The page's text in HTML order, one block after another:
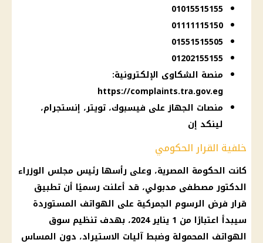
01015515155
01111115150
01551515505
01202155155
منصة الشكاوى الإلكترونية:
https://complaints.tra.gov.eg
منصات الجهاز على فيسبوك، تويتر، إنستجرام،
لينكد إن
خلفية القرار الحكومي
كانت الحكومة المصرية، وعلى رأسها رئيس مجلس الوزراء
الدكتورمصطفى مدبولي، قد أعلنت رسميًا أن تطبيق
قرار فرض الرسوم الجمركية على الهواتف المستوردة
سيبدأ اعتبارًا من 1 يناير 2024، بهدف تنظيم سوق
الهواتف المحمولة وضبط آليات الاستيراد، دون المساس